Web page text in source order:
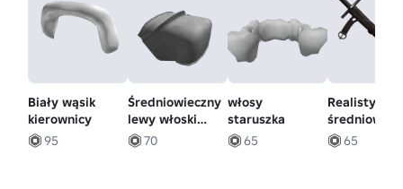
Biały wąsik
kierownicy
95
Średniowieczny
lewy włoski
pauldron
70
włosy
staruszka
65
Realistyczny
miecz w
powłoce
65